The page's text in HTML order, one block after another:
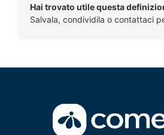
Hai trovato utile questa
Salvala, condividila o contattaci